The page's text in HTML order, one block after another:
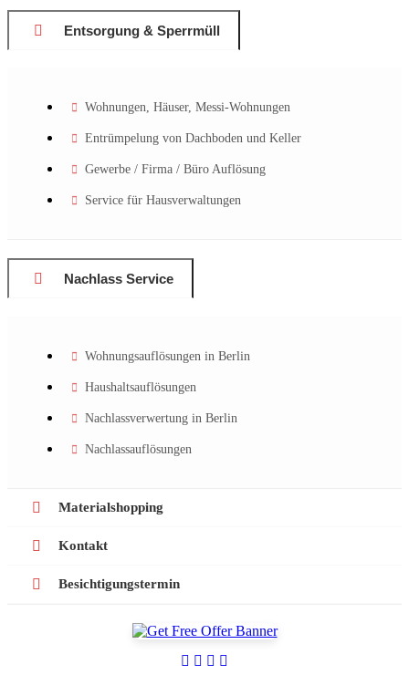
Entsorgung & Sperrmüll
Wohnungen, Häuser, Messi-Wohnungen
Entrümpelung von Dachboden und Keller
Gewerbe / Firma / Büro Auflösung
Service für Hausverwaltungen
Nachlass Service
Wohnungsauflösungen in Berlin
Haushaltsauflösungen
Nachlassverwertung in Berlin
Nachlassauflösungen
Materialshopping
Kontakt
Besichtigungstermin